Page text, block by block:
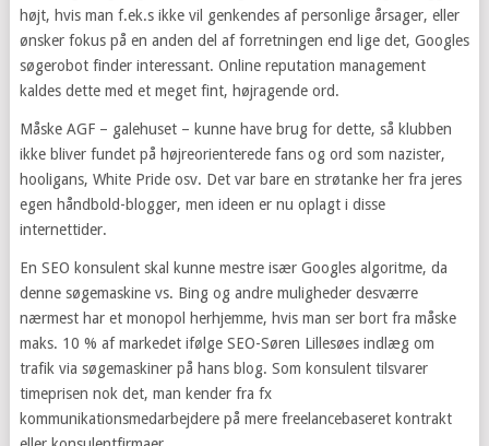
højt, hvis man f.ek.s ikke vil genkendes af personlige årsager, eller
ønsker fokus på en anden del af forretningen end lige det, Googles
søgerobot finder interessant. Online reputation management
kaldes dette med et meget fint, højragende ord.
Måske AGF – galehuset – kunne have brug for dette, så klubben
ikke bliver fundet på højreorienterede fans og ord som nazister,
hooligans, White Pride osv. Det var bare en strøtanke her fra jeres
egen håndbold-blogger, men ideen er nu oplagt i disse
internettider.
En SEO konsulent skal kunne mestre især Googles algoritme, da
denne søgemaskine vs. Bing og andre muligheder desværre
nærmest har et monopol herhjemme, hvis man ser bort fra måske
maks. 10 % af markedet ifølge SEO-Søren Lillesøes indlæg om
trafik via søgemaskiner på hans blog. Som konsulent tilsvarer
timeprisen nok det, man kender fra fx
kommunikationsmedarbejdere på mere freelancebaseret kontrakt